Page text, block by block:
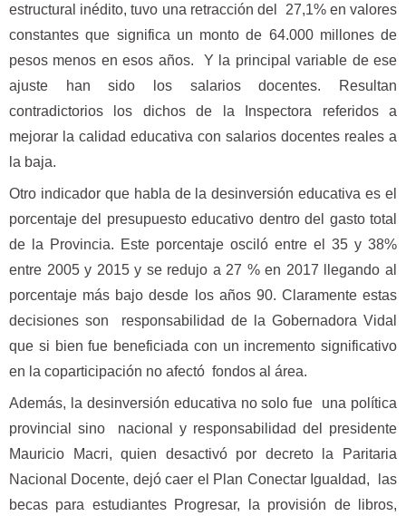
estructural inédito, tuvo una retracción del 27,1% en valores
constantes que significa un monto de 64.000 millones de
pesos menos en esos años. Y la principal variable de ese
ajuste han sido los salarios docentes. Resultan
contradictorios los dichos de la Inspectora referidos a
mejorar la calidad educativa con salarios docentes reales a
la baja.
Otro indicador que habla de la desinversión educativa es el
porcentaje del presupuesto educativo dentro del gasto total
de la Provincia. Este porcentaje osciló entre el 35 y 38%
entre 2005 y 2015 y se redujo a 27 % en 2017 llegando al
porcentaje más bajo desde los años 90. Claramente estas
decisiones son responsabilidad de la Gobernadora Vidal
que si bien fue beneficiada con un incremento significativo
en la coparticipación no afectó fondos al área.
Además, la desinversión educativa no solo fue una política
provincial sino nacional y responsabilidad del presidente
Mauricio Macri, quien desactivó por decreto la Paritaria
Nacional Docente, dejó caer el Plan Conectar Igualdad, las
becas para estudiantes Progresar, la provisión de libros,